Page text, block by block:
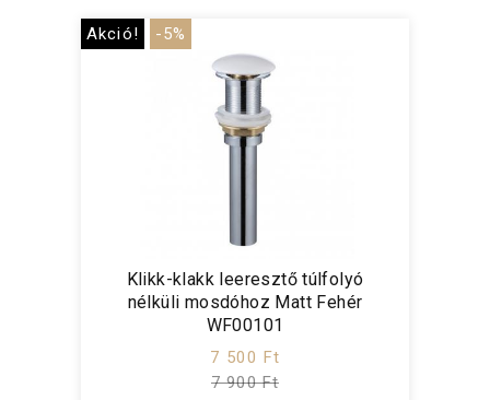
Akció! -5%
Klikk-klakk leeresztő túlfolyó
nélküli mosdóhoz Matt Fehér
WF00101
7 500 Ft
7 900 Ft